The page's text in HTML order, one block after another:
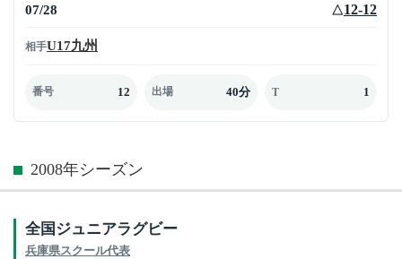
07/28 △12-12
相手U17九州
番号 12 出場 40分 T 1
2008年シーズン
全国ジュニアラグビー
兵庫県スクール代表